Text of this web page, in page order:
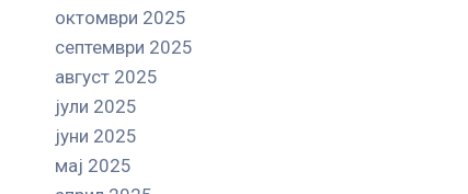
октомври 2025
септември 2025
август 2025
јули 2025
јуни 2025
мај 2025